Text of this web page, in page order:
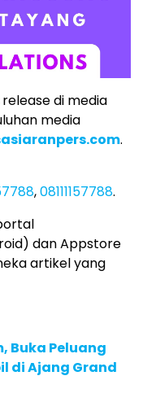
di media
media
.
,08111157788.
dan Appstore
artikel yang
Buka Peluang
di Ajang Grand